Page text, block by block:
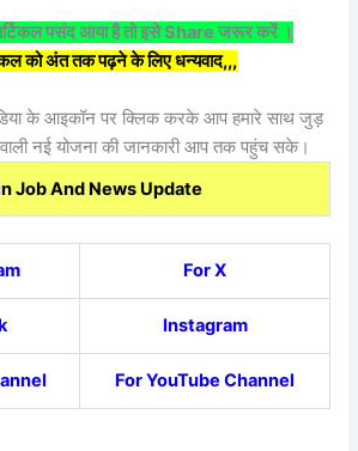
पसंद आया है तो इसे Share जरूर करें ।
को अंत तक पढ़ने के लिए धन्यवाद,,,
के आइकॉन पर क्लिक करके आप हमारे साथ जुड़
नई योजना की जानकारी आप तक पहुंच सके।
Job And News Update
For X
Instagram
For YouTube Channel